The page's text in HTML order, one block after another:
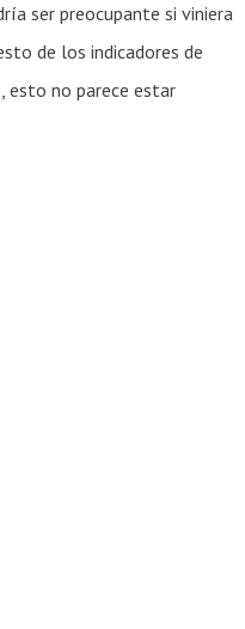
ser preocupante si viniera
de los indicadores de
esto no parece estar